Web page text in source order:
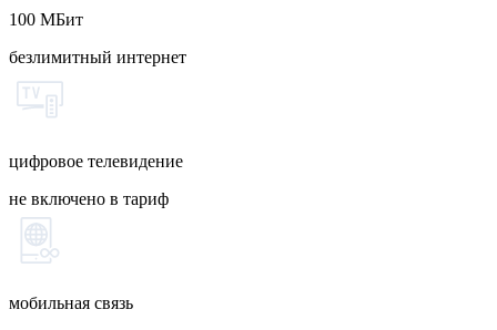
100 МБит
безлимитный интернет
цифровое телевидение
не включено в тариф
мобильная связь